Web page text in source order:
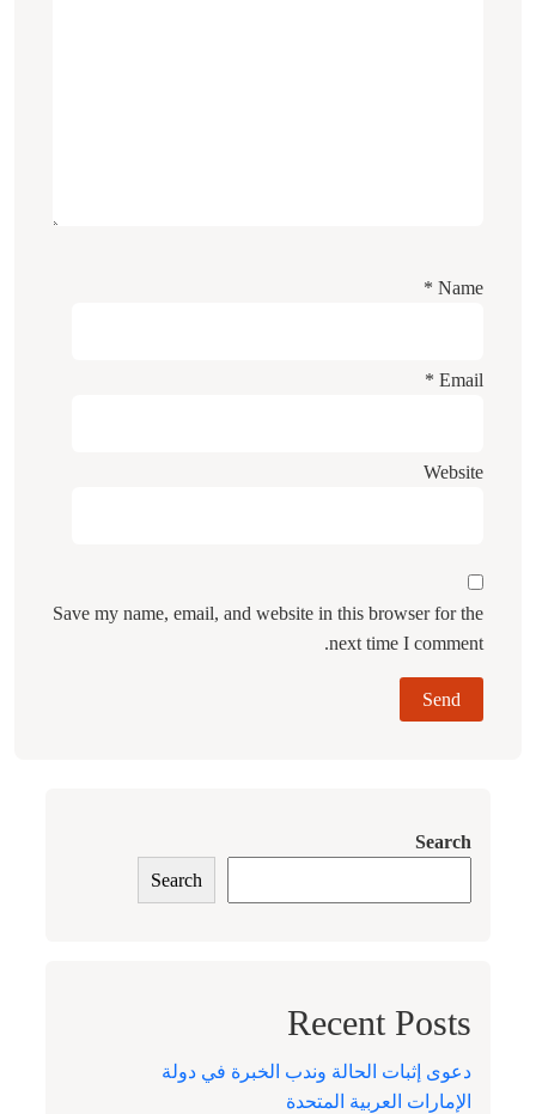
Name
*
Email
*
Website
Save my name, email, and website in this browser for the
next time I comment.
Search
Search
Recent Posts
دعوى إثبات الحالة وندب الخبرة في دولة
الإمارات العربية المتحدة